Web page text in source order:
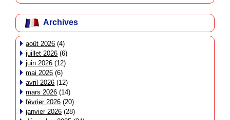
Archives
août 2026 (4)
juillet 2026 (6)
juin 2026 (12)
mai 2026 (6)
avril 2026 (12)
mars 2026 (14)
février 2026 (20)
janvier 2026 (28)